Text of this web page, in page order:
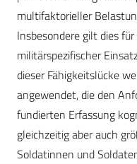
multifaktorieller
Insbesondere gilt dies
militärspezifischer
dieser Fähigkeitslücke
angewendet, die den
fundierten Erfassung
gleichzeitig aber auch
Soldatinnen und